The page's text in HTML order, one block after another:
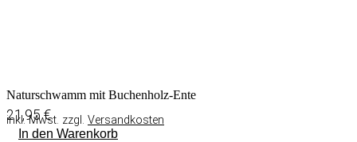
Naturschwamm mit Buchenholz-Ente
21,95€
inkl. Mwst. zzgl. Versandkosten
In den Warenkorb